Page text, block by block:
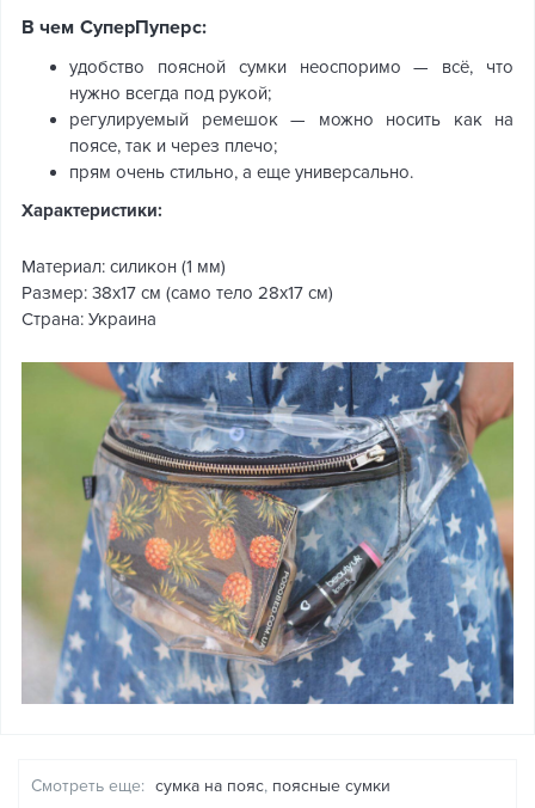
В чем СуперПуперс:
удобство поясной сумки неоспоримо — всё, что
нужно всегда под рукой;
регулируемый ремешок — можно носить как на
поясе, так и через плечо;
прям очень стильно, а еще универсально.
Характеристики:
Материал: силикон (1 мм)
Размер: 38х17 см (само тело 28х17 см)
Страна: Украина
Смотреть еще: сумка на пояс, поясные сумки